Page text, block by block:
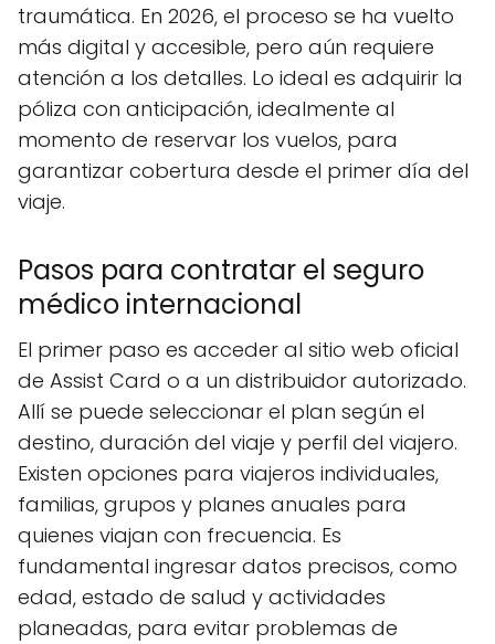
traumática. En 2026, el proceso se ha vuelto
más digital y accesible, pero aún requiere
atención a los detalles. Lo ideal es adquirir la
póliza con anticipación, idealmente al
momento de reservar los vuelos, para
garantizar cobertura desde el primer día del
viaje.
Pasos para contratar el seguro
médico internacional
El primer paso es acceder al sitio web oficial
de Assist Card o a un distribuidor autorizado.
Allí se puede seleccionar el plan según el
destino, duración del viaje y perfil del viajero.
Existen opciones para viajeros individuales,
familias, grupos y planes anuales para
quienes viajan con frecuencia. Es
fundamental ingresar datos precisos, como
edad, estado de salud y actividades
planeadas, para evitar problemas de